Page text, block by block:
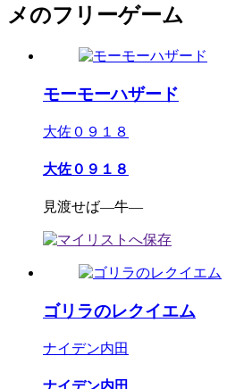
メのフリーゲーム
モーモーハザード
大佐０９１８
大佐０９１８
見渡せば―牛―
ゴリラのレクイエム
ナイデン内田
ナイデン内田